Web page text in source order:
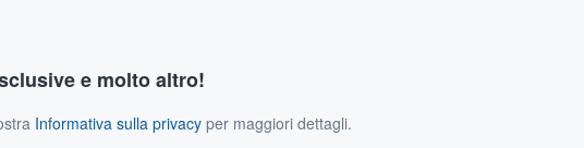
e molto altro!
Informativa sulla privacyper maggiori dettagli.